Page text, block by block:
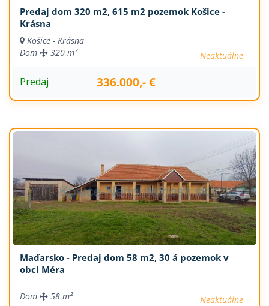
Predaj dom 320 m2, 615 m2 pozemok Košice -
Krásna
Košice - Krásna
Dom
Neaktuálne
320 m²
Predaj 336.000,- €
Maďarsko - Predaj dom 58 m2, 30 á pozemok v
obci Méra
Dom Neaktuálne
58 m²